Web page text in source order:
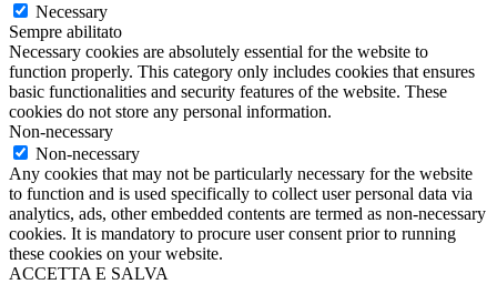
Necessary
Sempre abilitato
Necessary cookies are absolutely essential for the website to
function properly. This category only includes cookies that ensures
basic functionalities and security features of the website. These
cookies do not store any personal information.
Non-necessary
Non-necessary
Any cookies that may not be particularly necessary for the website
to function and is used specifically to collect user personal data via
analytics, ads, other embedded contents are termed as non-necessary
cookies. It is mandatory to procure user consent prior to running
these cookies on your website.
ACCETTA E SALVA